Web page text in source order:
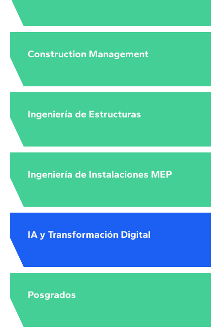
Construction Management
Ingeniería de Estructuras
Ingeniería de Instalaciones MEP
IA y Transformación Digital
Posgrados